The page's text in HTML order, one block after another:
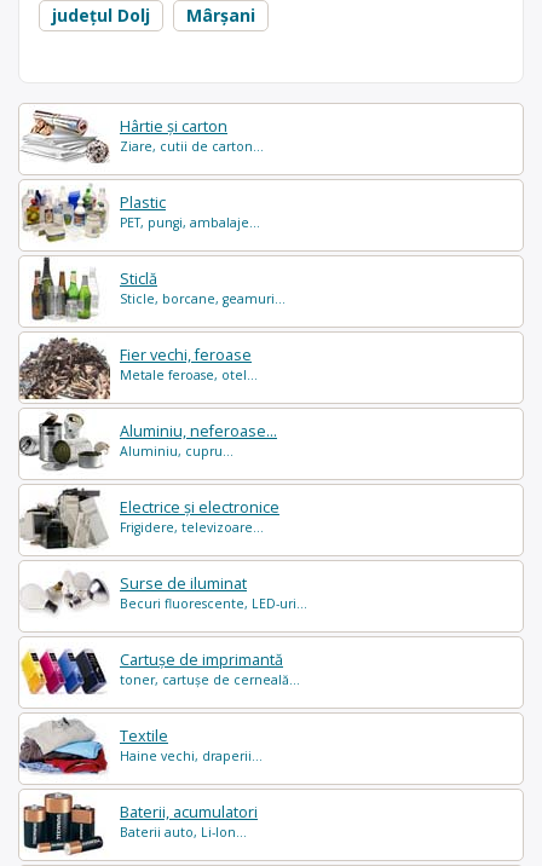
Hârtie și carton
Ziare, cutii de carton...
Plastic
PET, pungi, ambalaje...
Sticlă
Sticle, borcane, geamuri...
Fier vechi, feroase
Metale feroase, otel...
Aluminiu, neferoase...
Aluminiu, cupru...
Electrice și electronice
Frigidere, televizoare...
Surse de iluminat
Becuri fluorescente, LED-uri...
Cartușe de imprimantă
toner, cartușe de cerneală...
Textile
Haine vechi, draperii...
Baterii, acumulatori
Baterii auto, Li-Ion...
județul Dolj
Mârșani